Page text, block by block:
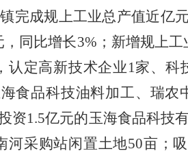
完成规上工业总产值近亿
，同比增长3%；新增规上
认定高新技术企业1家、科
食品科技油料加工、瑞农
资1.5亿元的玉海食品科技
河采购站闲置土地50亩；